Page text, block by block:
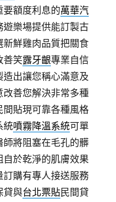
要額度利息的萬華汽
樂場提供能訂製古
新鮮雞肉品質把關食
善笑露牙齦專業自信
出讓您稱心滿意及
改善您解決非常多種
間貼現可靠各種風格
統噴霧降溫系統可單
將阻塞在毛孔的髒
於乾淨的肌膚效果
訂購有專人接送服務
貸與台北票貼民間貸